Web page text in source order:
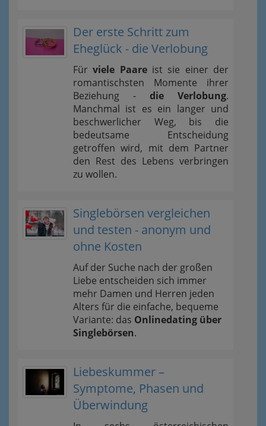
Der erste Schritt zum
Eheglück - die Verlobung
Fürviele Paareist sie einer der
romantischsten Momente ihrer
Beziehung - die Verlobung.
Manchmal ist es ein langer und
beschwerlicher Weg, bis die
bedeutsame Entscheidung
getroffen wird, mit dem Partner
den Rest des Lebens verbringen
zu wollen.
Singlebörsen vergleichen
und testen - anonym und
ohne Kosten
Auf der Suche nach der großen
Liebe entscheiden sich immer
mehr Damen und Herren jeden
Alters für die einfache, bequeme
Variante: das Onlinedating über
Singlebörsen.
Liebeskummer –
Symptome, Phasen und
Überwindung